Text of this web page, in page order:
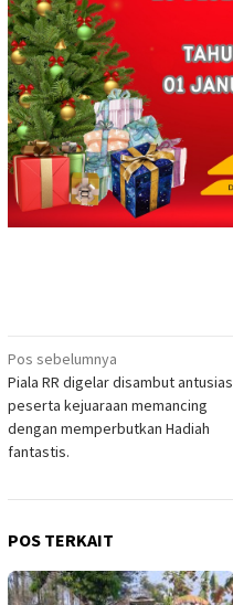
Navigasi
pos
Pos sebelumnya
Piala RR digelar disambut antusias
peserta kejuaraan memancing
dengan memperbutkan Hadiah
fantastis.
POS TERKAIT